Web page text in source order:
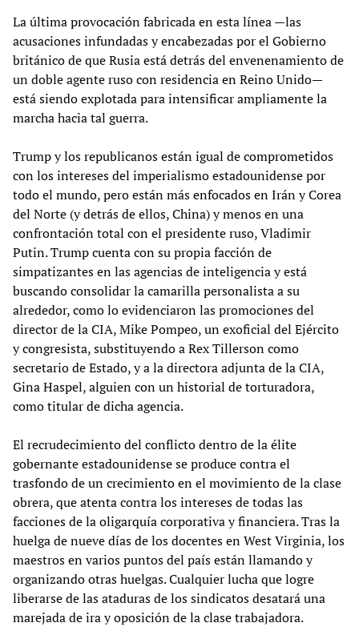
La última provocación fabricada en esta línea —las
acusaciones infundadas y encabezadas por el Gobierno
británico de que Rusia está detrás del envenenamiento de
un doble agente ruso con residencia en Reino Unido—
está siendo explotada para intensificar ampliamente la
marcha hacia tal guerra.
Trump y los republicanos están igual de comprometidos
con los intereses del imperialismo estadounidense por
todo el mundo, pero están más enfocados en Irán y Corea
del Norte (y detrás de ellos, China) y menos en una
confrontación total con el presidente ruso, Vladimir
Putin. Trump cuenta con su propia facción de
simpatizantes en las agencias de inteligencia y está
buscando consolidar la camarilla personalista a su
alrededor, como lo evidenciaron las promociones del
director de la CIA, Mike Pompeo, un exoficial del Ejército
y congresista, substituyendo a Rex Tillerson como
secretario de Estado, y a la directora adjunta de la CIA,
Gina Haspel, alguien con un historial de torturadora,
como titular de dicha agencia.
El recrudecimiento del conflicto dentro de la élite
gobernante estadounidense se produce contra el
trasfondo de un crecimiento en el movimiento de la clase
obrera, que atenta contra los intereses de todas las
facciones de la oligarquía corporativa y financiera. Tras la
huelga de nueve días de los docentes en West Virginia, los
maestros en varios puntos del país están llamando y
organizando otras huelgas. Cualquier lucha que logre
liberarse de las ataduras de los sindicatos desatará una
marejada de ira y oposición de la clase trabajadora.